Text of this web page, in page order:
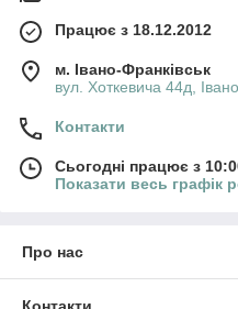
Працює з 18.12.2012
м. Івано-Франківськ
вул. Хоткевича 44д,
Контакти
Сьогодні працює з
Показати весь графік
Про нас